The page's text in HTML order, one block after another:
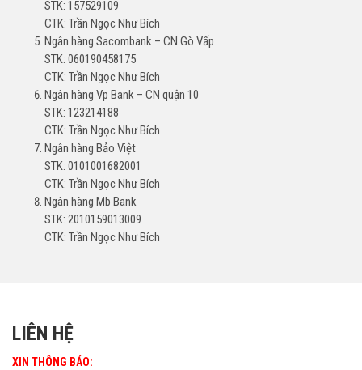
STK: 157529109
CTK: Trần Ngọc Như Bích
Ngân hàng Sacombank – CN Gò Vấp
STK: 060190458175
CTK: Trần Ngọc Như Bích
Ngân hàng Vp Bank – CN quận 10
STK: 123214188
CTK: Trần Ngọc Như Bích
Ngân hàng Bảo Việt
STK: 0101001682001
CTK: Trần Ngọc Như Bích
Ngân hàng Mb Bank
STK: 2010159013009
CTK: Trần Ngọc Như Bích
LIÊN HỆ
XIN THÔNG BÁO: